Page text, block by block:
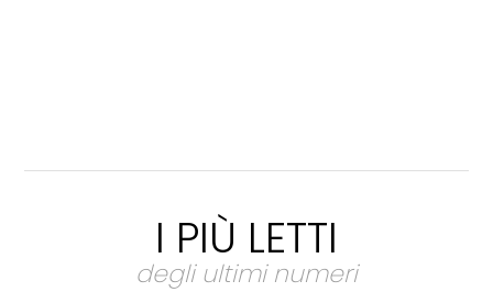
I PIÙ LETTI
degli ultimi numeri